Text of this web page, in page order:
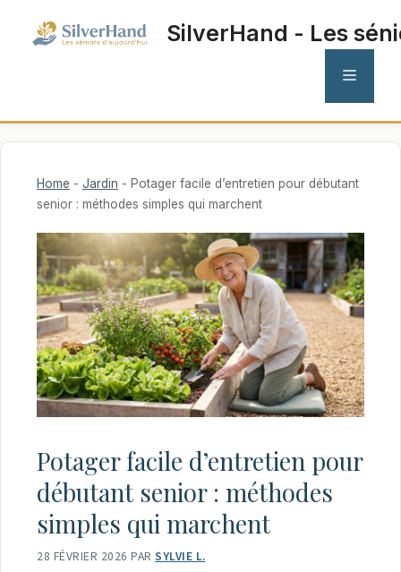
SilverHand - Les
MENU
Home - Jardin - Potager facile d’entretien pour débutant
senior : méthodes simples qui marchent
Potager facile d’entretien pour
débutant senior : méthodes
simples qui marchent
28 FÉVRIER 2026 PAR SYLVIE L.